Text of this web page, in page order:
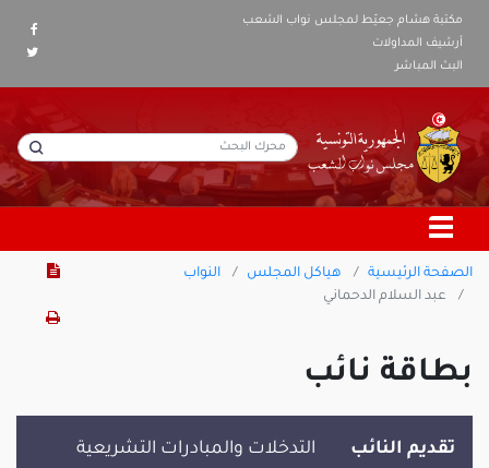
مكتبة هشام جعيّط لمجلس نواب الشعب
أرشيف المداولات
البث المباشر
الصفحة الرئيسية هياكل المجلس
النواب
عبد السلام الدحماني
بطاقة نائب
تقديم النائب التدخلات والمبادرات التشريعية